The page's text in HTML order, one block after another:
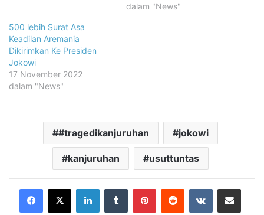
dalam "News"
500 lebih Surat Asa
Keadilan Aremania
Dikirimkan Ke Presiden
Jokowi
17 November 2022
dalam "News"
#tragedikanjuruhan jokowi
kanjuruhan usuttuntas
LinkedInTumblr PinterestReddit VKontakteShare via Email